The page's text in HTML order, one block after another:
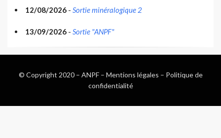
12/08/2026 - Sortie minéralogique 2
13/09/2026 - Sortie "ANPF"
© Copyright 2020 – ANPF– Mentions légales – Politique de
confidentialité